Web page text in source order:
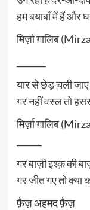
हम बयाबाँ में हैं और
मिर्ज़ा ग़ालिब
यार से छेड़ चली जाए
गर नहीं वस्ल तो
मिर्ज़ा ग़ालिब
गर बाज़ी इश्क़ की
गर जीत गए तो क्या
फ़ैज़ अहमद फ़ैज़